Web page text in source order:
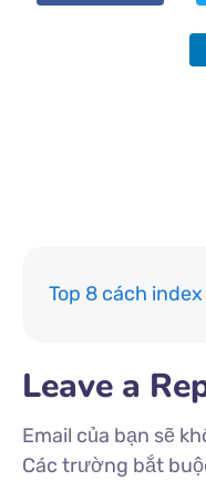
Leave a
Email của bạn sẽ
Các trường bắt